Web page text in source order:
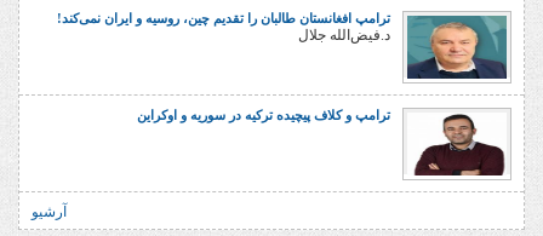
ترامپ افغانستان طالبان را تقدیم چین، روسیه و ایران نمی‌کند!
د.فیض‌الله جلال
ترامپ و کلاف پیچیده ترکیه در سوریه و اوکراین
آرشیو